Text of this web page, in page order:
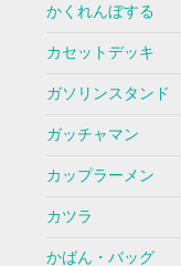
かくれんぼする
カセットデッキ
ガソリンスタンド
ガッチャマン
カップラーメン
カツラ
かばん・バッグ